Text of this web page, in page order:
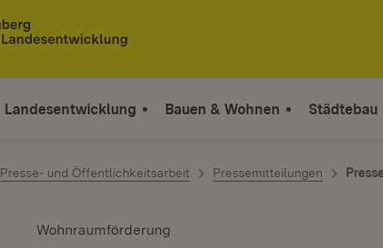
Landesentwicklung Bauen & Wohnen Städtebau
Presse- und Öffentlichkeitsarbeit Pressemitteilungen
Wohnraumförderung